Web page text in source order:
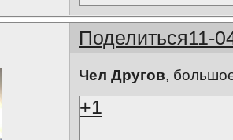
Поделиться11-
Чел Другов,
+1